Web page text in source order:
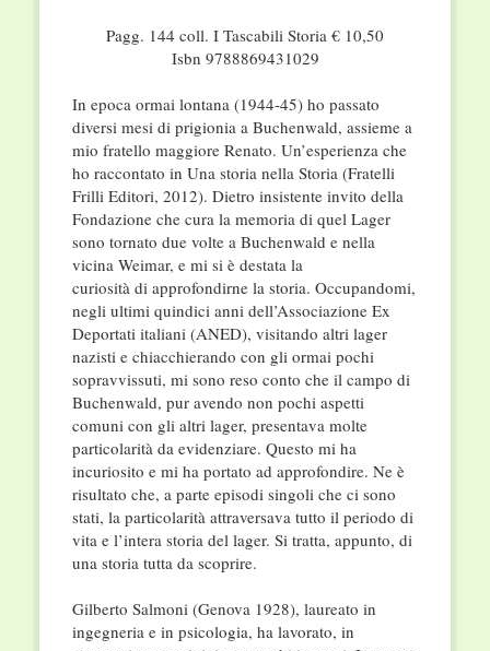
Pagg. 144 coll. I Tascabili Storia € 10,50
Isbn 9788869431029
In epoca ormai lontana (1944-45) ho passato
diversi mesi di prigionia a Buchenwald, assieme a
mio fratello maggiore Renato. Un’esperienza che
ho raccontato in Una storia nella Storia (Fratelli
Frilli Editori, 2012). Dietro insistente invito della
Fondazione che cura la memoria di quel Lager
sono tornato due volte a Buchenwald e nella
vicina Weimar, e mi si è destata la
curiosità di approfondirne la storia. Occupandomi,
negli ultimi quindici anni dell’Associazione Ex
Deportati italiani (ANED), visitando altri lager
nazisti e chiacchierando con gli ormai pochi
sopravvissuti, mi sono reso conto che il campo di
Buchenwald, pur avendo non pochi aspetti
comuni con gli altri lager, presentava molte
particolarità da evidenziare. Questo mi ha
incuriosito e mi ha portato ad approfondire. Ne è
risultato che, a parte episodi singoli che ci sono
stati, la particolarità attraversava tutto il periodo di
vita e l’intera storia del lager. Si tratta, appunto, di
una storia tutta da scoprire.
Gilberto Salmoni (Genova 1928), laureato in
ingegneria e in psicologia, ha lavorato, in